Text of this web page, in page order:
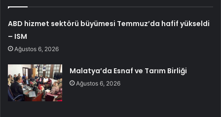
ABD hizmet sektörü büyümesi Temmuz’da hafif yükseldi
– ISM
Ağustos 6, 2026
Malatya’da Esnaf ve Tarım Birliği
Ağustos 6, 2026